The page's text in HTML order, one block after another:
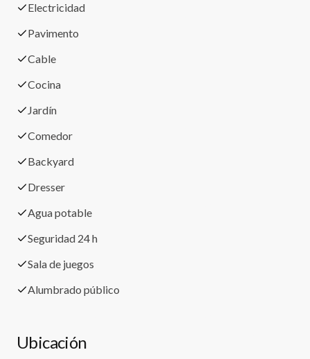
Electricidad
Pavimento
Cable
Cocina
Jardín
Comedor
Backyard
Dresser
Agua potable
Seguridad 24 h
Sala de juegos
Alumbrado público
Ubicación